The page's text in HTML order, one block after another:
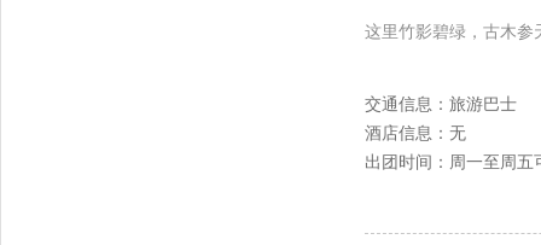
这里竹影碧绿，古木参
交通信息：旅游巴士
酒店信息：无
出团时间：周一至周